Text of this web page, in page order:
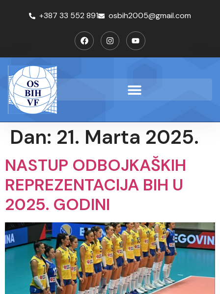
+387 33 552 891 osbih2005@gmail.com
Dan: 21. Marta 2025.
NASTUP ODBOJKAŠKIH
REPREZENTACIJA BIH U
2025. GODINI